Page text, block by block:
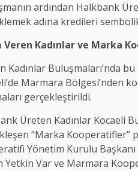
ardından Halkbank
adına kredileri
Veren Kadınlar ve Marka
Kadınlar Buluşmaları’nda
Marmara Bölgesi’nden
gerçekleştirildi.
Üreten Kadınlar Kocaeli
“Marka Kooperatifler”
Yönetim Kurulu Başkanı
Yetkin Var ve Marmara